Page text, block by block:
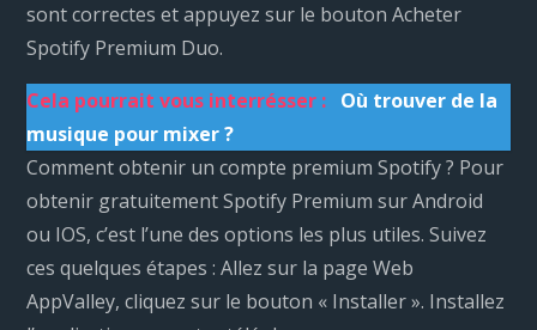
sont correctes et appuyez sur le bouton Acheter
Spotify Premium Duo.
Cela pourrait vous interrésser : Où trouver de la
musique pour mixer ?
Comment obtenir un compte premium Spotify ? Pour
obtenir gratuitement Spotify Premium sur Android
ou IOS, c’est l’une des options les plus utiles. Suivez
ces quelques étapes : Allez sur la page Web
AppValley, cliquez sur le bouton « Installer ». Installez